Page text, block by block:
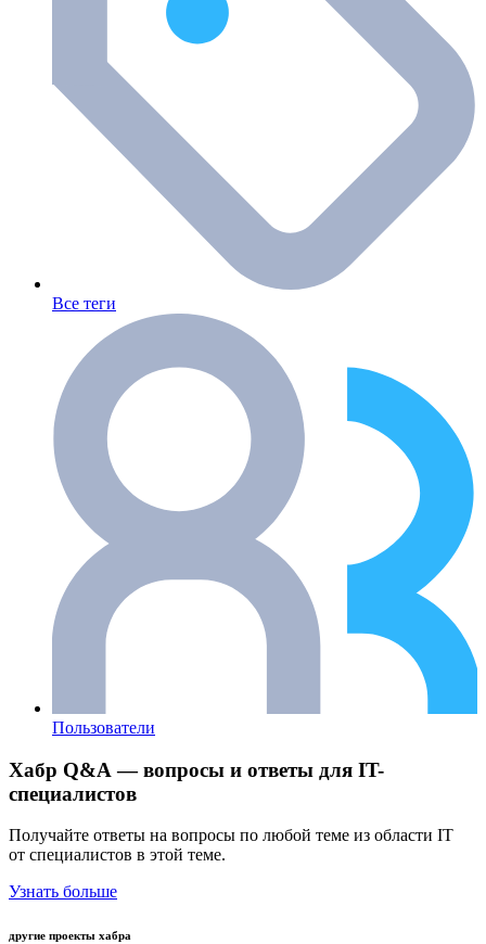
Все теги
Пользователи
Хабр Q&A — вопросы и ответы для IT-
специалистов
Получайте ответы на вопросы по любой теме из области IT
от специалистов в этой теме.
Узнать больше
другие проекты хабра